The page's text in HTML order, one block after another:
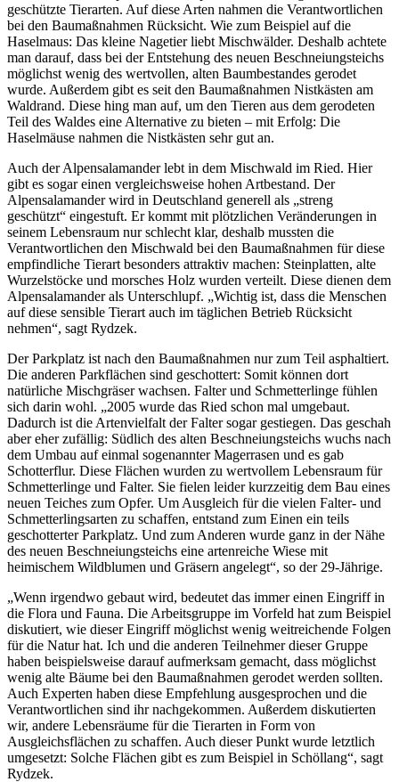
geschützte Tierarten. Auf diese Arten nahmen die Verantwortlichen
bei den Baumaßnahmen Rücksicht. Wie zum Beispiel auf die
Haselmaus: Das kleine Nagetier liebt Mischwälder. Deshalb achtete
man darauf, dass bei der Entstehung des neuen Beschneiungsteichs
möglichst wenig des wertvollen, alten Baumbestandes gerodet
wurde. Außerdem gibt es seit den Baumaßnahmen Nistkästen am
Waldrand. Diese hing man auf, um den Tieren aus dem gerodeten
Teil des Waldes eine Alternative zu bieten – mit Erfolg: Die
Haselmäuse nahmen die Nistkästen sehr gut an.
Auch der Alpensalamander lebt in dem Mischwald im Ried. Hier
gibt es sogar einen vergleichsweise hohen Artbestand. Der
Alpensalamander wird in Deutschland generell als „streng
geschützt“ eingestuft. Er kommt mit plötzlichen Veränderungen in
seinem Lebensraum nur schlecht klar, deshalb mussten die
Verantwortlichen den Mischwald bei den Baumaßnahmen für diese
empfindliche Tierart besonders attraktiv machen: Steinplatten, alte
Wurzelstöcke und morsches Holz wurden verteilt. Diese dienen dem
Alpensalamander als Unterschlupf. „Wichtig ist, dass die Menschen
auf diese sensible Tierart auch im täglichen Betrieb Rücksicht
nehmen“, sagt Rydzek.
Der Parkplatz ist nach den Baumaßnahmen nur zum Teil asphaltiert.
Die anderen Parkflächen sind geschottert: Somit können dort
natürliche Mischgräser wachsen. Falter und Schmetterlinge fühlen
sich darin wohl. „2005 wurde das Ried schon mal umgebaut.
Dadurch ist die Artenvielfalt der Falter sogar gestiegen. Das geschah
aber eher zufällig: Südlich des alten Beschneiungsteichs wuchs nach
dem Umbau auf einmal sogenannter Magerrasen und es gab
Schotterflur. Diese Flächen wurden zu wertvollem Lebensraum für
Schmetterlinge und Falter. Sie fielen leider kurzzeitig dem Bau eines
neuen Teiches zum Opfer. Um Ausgleich für die vielen Falter- und
Schmetterlingsarten zu schaffen, entstand zum Einen ein teils
geschotterter Parkplatz. Und zum Anderen wurde ganz in der Nähe
des neuen Beschneiungsteichs eine artenreiche Wiese mit
heimischem Wildblumen und Gräsern angelegt“, so der 29-Jährige.
„Wenn irgendwo gebaut wird, bedeutet das immer einen Eingriff in
die Flora und Fauna. Die Arbeitsgruppe im Vorfeld hat zum Beispiel
diskutiert, wie dieser Eingriff möglichst wenig weitreichende Folgen
für die Natur hat. Ich und die anderen Teilnehmer dieser Gruppe
haben beispielsweise darauf aufmerksam gemacht, dass möglichst
wenig alte Bäume bei den Baumaßnahmen gerodet werden sollten.
Auch Experten haben diese Empfehlung ausgesprochen und die
Verantwortlichen sind ihr nachgekommen. Außerdem diskutierten
wir, andere Lebensräume für die Tierarten in Form von
Ausgleichsflächen zu schaffen. Auch dieser Punkt wurde letztlich
umgesetzt: Solche Flächen gibt es zum Beispiel in Schöllang“, sagt
Rydzek.